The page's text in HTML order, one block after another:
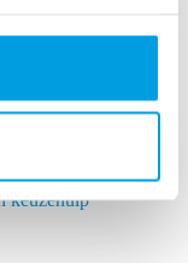
keuzehulp